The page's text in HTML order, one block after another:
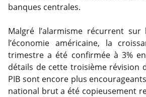
banques centrales.
Malgré l’alarmisme récurrent sur
l’économie américaine, la
trimestre a été confirmée à 3%
détails de cette troisième révision
PIB sont encore plus
national brut a été copieusement